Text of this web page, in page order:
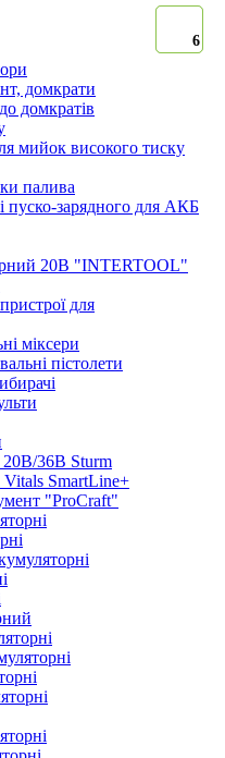
домкрати
домкратів
мийок високого тиску
палива
пуско-зарядного для АКБ
20В "INTERTOOL"
для
міксери
пістолети
20В/36В Sturm
Vitals SmartLine+
"ProCraft"
6
6